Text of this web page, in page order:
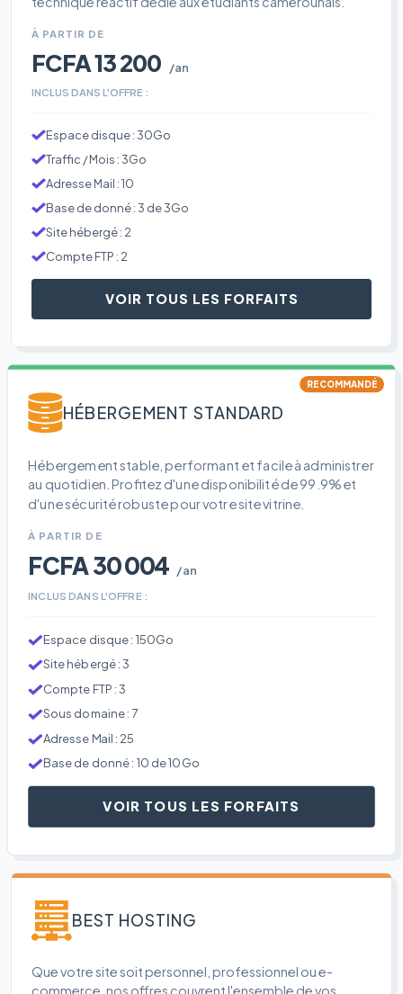
À PARTIR DE
FCFA 13 200 /an
INCLUS DANS L'OFFRE :
Espace disque : 30Go
Traffic / Mois : 3Go
Adresse Mail : 10
Base de donné : 3 de 3Go
Site hébergé : 2
Compte FTP : 2
VOIR TOUS LES FORFAITS
RECOMMANDÉ
HÉBERGEMENT STANDARD
Hébergement stable, performant et facile à administrer
au quotidien. Profitez d'une disponibilité de 99.9% et
d'une sécurité robuste pour votre site vitrine.
À PARTIR DE
FCFA 30 004 /an
INCLUS DANS L'OFFRE :
Espace disque : 150Go
Site hébergé : 3
Compte FTP : 3
Sous domaine : 7
Adresse Mail : 25
Base de donné : 10 de 10Go
VOIR TOUS LES FORFAITS
BEST HOSTING
Que votre site soit personnel, professionnel ou e-
commerce, nos offres couvrent l'ensemble de vos